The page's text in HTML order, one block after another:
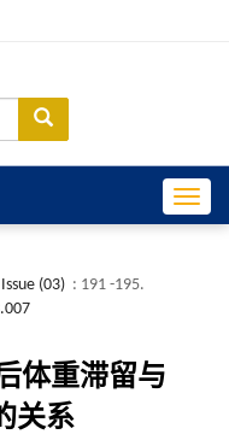
Issue (03) : 191 -195.
体重滞留与
关系